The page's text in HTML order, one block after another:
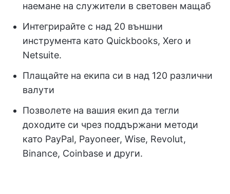
наемане на служители в световен мащаб
Интегрирайте с над 20 външни
инструмента като Quickbooks, Xero и
Netsuite.
Плащайте на екипа си в над 120 различни
валути
Позволете на вашия екип да тегли
доходите си чрез поддържани методи
като PayPal, Payoneer, Wise, Revolut,
Binance, Coinbase и други.